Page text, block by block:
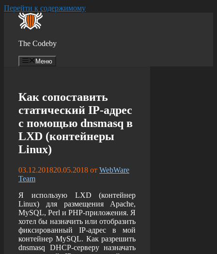
Перейти к содержимому
The Codeby
Меню
Как сопоставить
статический IP-адрес
с помощью dnsmasq в
LXD (контейнеры
Linux)
03.12.201820.05.2018 от WebWare
Team
Я использую LXD (контейнер
Linux) для размещения Apache,
MySQL, Perl и PHP-приложения. Я
хотел бы назначить или отобразить
фиксированный IP-адрес в мой
контейнер MySQL. Как разрешить
dnsmasq DHCP-серверу назначать